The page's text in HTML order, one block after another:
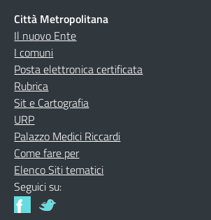
Città Metropolitana
Il nuovo Ente
I comuni
Posta elettronica certificata
Rubrica
Sit e Cartografia
URP
Palazzo Medici Riccardi
Come fare per
Elenco Siti tematici
Seguici su: